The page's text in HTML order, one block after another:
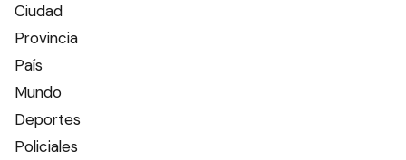
Ciudad
Provincia
País
Mundo
Deportes
Policiales